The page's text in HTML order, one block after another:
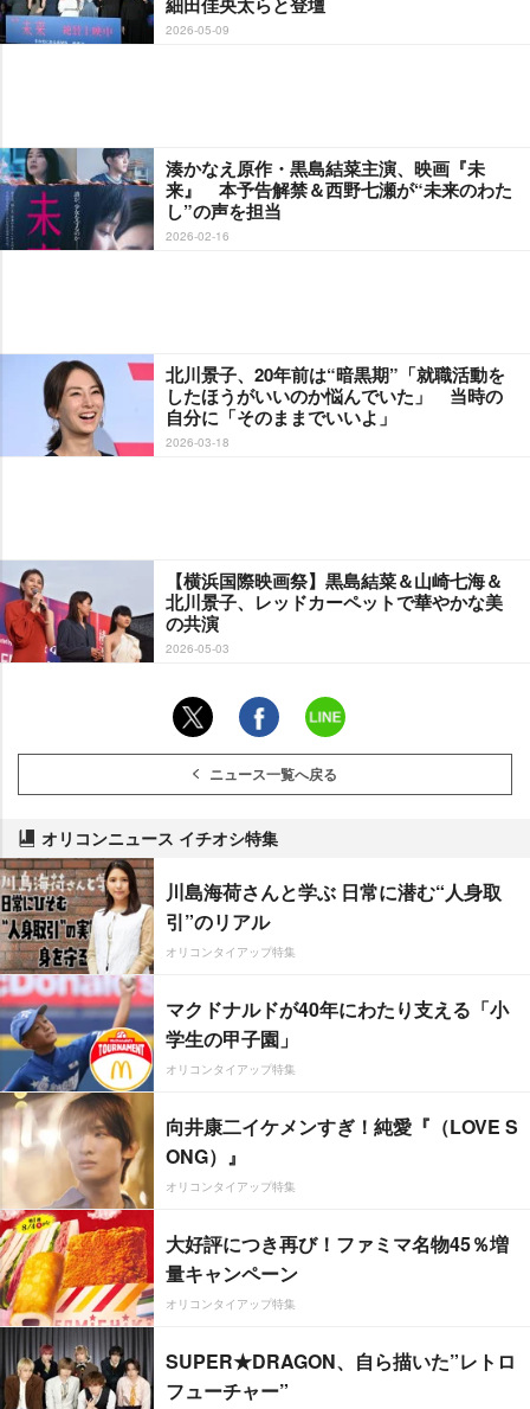
細田佳央太らと登壇
2026-05-09
湊かなえ原作・黒島結菜主演、映画『未
来』 本予告解禁＆西野七瀬が“未来のわた
し”の声を担当
2026-02-16
北川景子、20年前は“暗黒期”「就職活動を
したほうがいいのか悩んでいた」 当時の
自分に「そのままでいいよ」
2026-03-18
【横浜国際映画祭】黒島結菜＆山崎七海＆
北川景子、レッドカーペットで華やかな美
の共演
2026-05-03
ニュース一覧へ戻る
オリコンニュース イチオシ特集
川島海荷さんと学ぶ 日常に潜む“人身取
引”のリアル
オリコンタイアップ特集
マクドナルドが40年にわたり支える「小
学生の甲子園」
オリコンタイアップ特集
向井康二イケメンすぎ！純愛『（LOVE S
ONG）』
オリコンタイアップ特集
大好評につき再び！ファミマ名物45％増
量キャンペーン
オリコンタイアップ特集
SUPER★DRAGON、自ら描いた”レトロ
フューチャー”